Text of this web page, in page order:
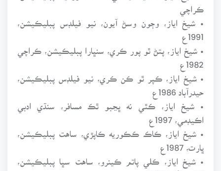
ڪراچي
• شيخ اياز، وڄون وسڻ آيون، نيو فيلڊس پبليڪيشن،
1991ع
• شيخ اياز، پتڻ ٿو پور ڪري، سنڀارا پبليڪيشن، ڪراچي
1982ع
• شيخ اياز، ڪپر ٿو ڪن ڪري، نيو فيلڊس پبليڪيشن،
حيدرآباد 1986ع
• شيخ اياز، ڪٿي نه ڀڃبو ٿڪ مسافر، سنڌي ادبي
اڪيڊمي، 1997ع
• شيخ اياز، ڪاڪ ڪڪوريه ڪاپڙي، ساهت پبليڪيشن،
ڀارت، 1987ع
• شيخ اياز، ڪلي پاتم ڪينرو، ساهت سڀا پبليڪيشن،